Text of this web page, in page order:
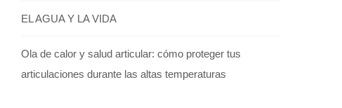
EL AGUA Y LA VIDA
Ola de calor y salud articular: cómo proteger tus
articulaciones durante las altas temperaturas